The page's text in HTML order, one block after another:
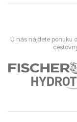
U nás nájdete ponuku